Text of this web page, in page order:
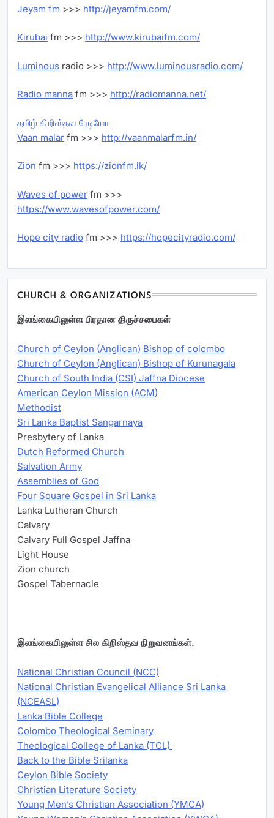
Jeyam fm >>> http://jeyamfm.com/
Kirubai fm >>> http://www.kirubaifm.com/
Luminous radio >>> http://www.luminousradio.com/
Radio manna fm >>> http://radiomanna.net/
தமிழ் கிறிஸ்தவ ரேடியோ
Vaan malar fm >>> http://vaanmalarfm.in/
Zion fm >>> https://zionfm.lk/
Waves of power fm >>>
https://www.wavesofpower.com/
Hope city radio fm >>> https://hopecityradio.com/
CHURCH & ORGANIZATIONS
இலங்கையிலுள்ள பிரதான திருச்சபைகள்
Church of Ceylon (Anglican) Bishop of colombo
Church of Ceylon (Anglican) Bishop of Kurunagala
Church of South India (CSI) Jaffna Diocese
American Ceylon Mission (ACM)
Methodist
Sri Lanka Baptist Sangarnaya
Presbytery of Lanka
Dutch Reformed Church
Salvation Army
Assemblies of God
Four Square Gospel in Sri Lanka
Lanka Lutheran Church
Calvary
Calvary Full Gospel Jaffna
Light House
Zion church
Gospel Tabernacle
இலங்கையிலுள்ள சில கிறிஸ்தவ நிறுவனங்கள்.
National Christian Council (NCC)
National Christian Evangelical Alliance Sri Lanka
(NCEASL)
Lanka Bible College
Colombo Theological Seminary
Theological College of Lanka (TCL)
Back to the Bible Srilanka
Ceylon Bible Society
Christian Literature Society
Young Men’s Christian Association (YMCA)